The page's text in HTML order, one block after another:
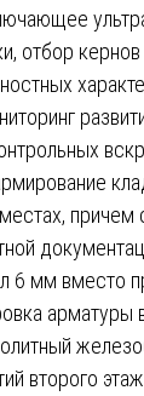
отбор
причем
6 мм вместо
арматуры
второго